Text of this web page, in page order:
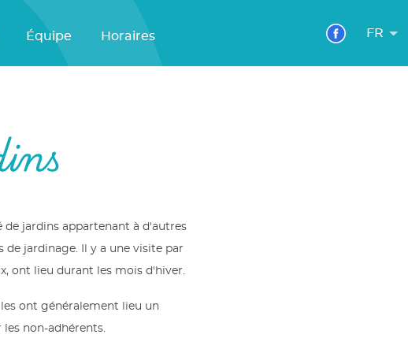
Équipe Horaires FR
de jardins appartenant à d'autres
jardinage. Il y a une visite par
ont lieu durant les mois d'hiver.
ont généralement lieu un
non-adhérents.